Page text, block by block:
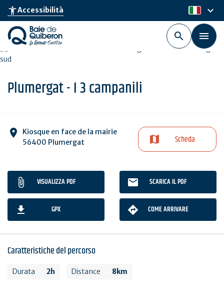
Skip
main
content
accessibility_newAccessibilità it
keyboard_arrow_down
Plumergat - I 3 campanili
Kiosque en face de la mairie
56400 Plumergat
Scheda
VISUALIZZA PDF SCARICA IL PDF
GPX COME ARRIVARE
Caratteristiche del percorso
Durata 2h Distance 8km